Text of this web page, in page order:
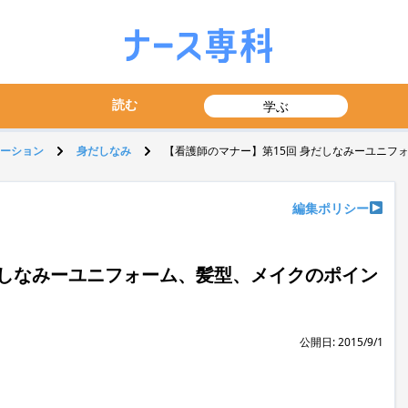
読む 学ぶ
ション 身だしなみ 【看護師のマナー】第15回 身だしなみーユニフ
編集ポリシー
なみーユニフォーム、髪型、メイクのポイン
公開日: 2015/9/1